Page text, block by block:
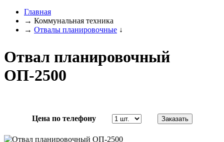
Главная
→ Коммунальная техника
→ Отвалы планировочные ↓
Отвал планировочный
ОП-2500
Цена по телефону